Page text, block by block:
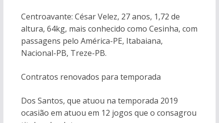
Centroavante: César Velez, 27 anos, 1,72 de
altura, 64kg, mais conhecido como Cesinha, com
passagens pelo América-PE, Itabaiana,
Nacional-PB, Treze-PB.
Contratos renovados para temporada
Dos Santos, que atuou na temporada 2019
ocasião em atuou em 12 jogos que o consagrou